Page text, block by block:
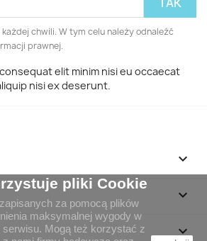
chwili. W tym celu należy odnaleźć
prawnej.
elit minim nisi eu occaecat
nisi ex deserunt.



pliki Cookie
za pomocą plików
maksymalnej wygody w
Mogą też korzystać z